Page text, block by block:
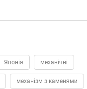
Японія механічні
механізм з каменями